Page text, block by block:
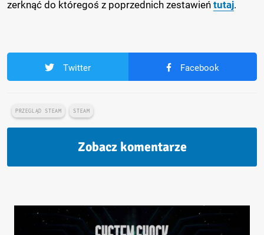
zerknąć do któregoś z poprzednich zestawień tutaj.
Twitter Facebook
PRZEGLĄD STEAM STEAM
Zobacz komentarze